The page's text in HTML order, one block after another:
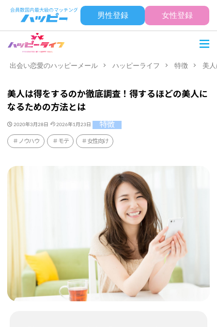
男性登録 女性登録
出会い恋愛のハッピーメール ハッピーライフ 特徴 美
美人は得をするのか徹底調査！得するほどの美人に
なるための方法とは
2020年3月28日 2026年1月23日 特徴
ノウハウ モテ 女性向け